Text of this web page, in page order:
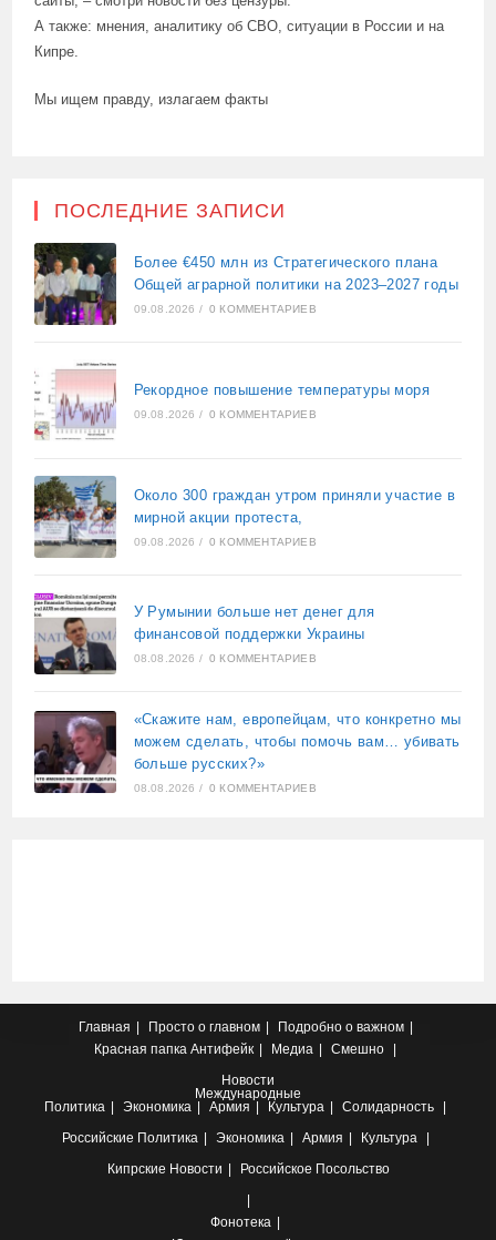
А также: мнения, аналитику об СВО, ситуации в России и на
Кипре.
Мы ищем правду, излагаем факты
ПОСЛЕДНИЕ ЗАПИСИ
Более €450 млн из Стратегического плана
Общей аграрной политики на 2023–2027 годы
09.08.2026 / 0 КОММЕНТАРИЕВ
Рекордное повышение температуры моря
09.08.2026 / 0 КОММЕНТАРИЕВ
Около 300 граждан утром приняли участие в
мирной акции протеста,
09.08.2026 / 0 КОММЕНТАРИЕВ
У Румынии больше нет денег для
финансовой поддержки Украины
08.08.2026 / 0 КОММЕНТАРИЕВ
«Скажите нам, европейцам, что конкретно мы
можем сделать, чтобы помочь вам… убивать
больше русских?»
08.08.2026 / 0 КОММЕНТАРИЕВ
Главная Просто о главном
Подробно о важном
Красная папка Антифейк Медиа
Смешно
Новости
Международные
Политика
Экономика Армия Культура
Солидарность
Российские Политика Экономика Армия
Культура
Кипрские Новости Российское Посольство
Фонотека